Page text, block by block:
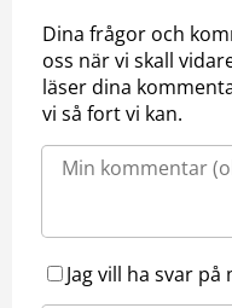
Dina frågor och
oss när vi skall
läser dina
vi så fort vi kan.
Jag vill ha svar